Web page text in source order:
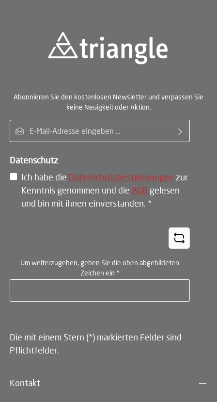
Abonnieren Sie den kostenlosen Newsletter und verpassen Sie
keine Neuigkeit oder Aktion.
Datenschutz
Ich habe die Datenschutzbestimmungen zur
Kenntnis genommen und die AGB gelesen
und bin mit ihnen einverstanden. *
Um weiterzugehen, geben Sie die oben abgebildeten
Zeichen ein *
Die mit einem Stern (*) markierten Felder sind
Pflichtfelder.
Kontakt